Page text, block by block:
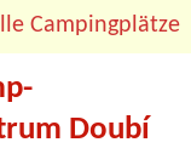
Campingplätze
Doubí